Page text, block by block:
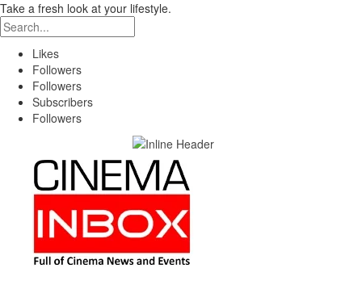
Take a fresh look at your lifestyle.
Likes
Followers
Followers
Subscribers
Followers